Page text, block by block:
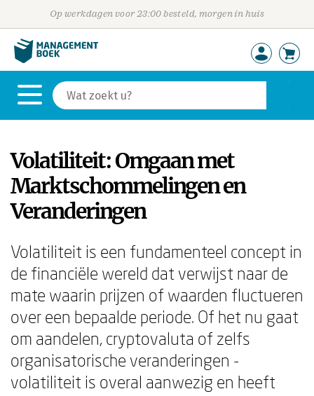
Op werkdagen voor 23:00 besteld, morgen in huis
Volatiliteit: Omgaan met
Marktschommelingen en
Veranderingen
Volatiliteit is een fundamenteel concept in
de financiële wereld dat verwijst naar de
mate waarin prijzen of waarden fluctueren
over een bepaalde periode. Of het nu gaat
om aandelen, cryptovaluta of zelfs
organisatorische veranderingen -
volatiliteit is overal aanwezig en heeft